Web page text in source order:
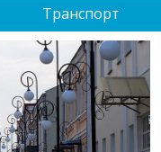
Транспорт